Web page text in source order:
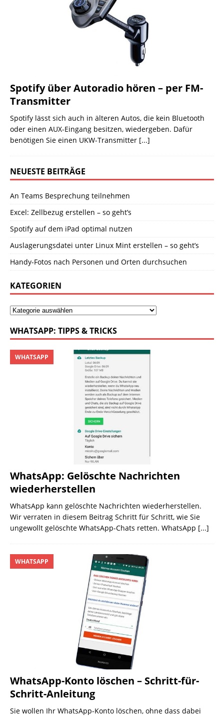
Spotify über Autoradio hören – per FM-
Transmitter
Spotify lässt sich auch in älteren Autos, die kein Bluetooth
oder einen AUX-Eingang besitzen, wiedergeben. Dafür
benötigen Sie einen UKW-Transmitter [...]
NEUESTE BEITRÄGE
An Teams Besprechung teilnehmen
Excel: Zellbezug erstellen – so geht’s
Spotify auf dem iPad optimal nutzen
Auslagerungsdatei unter Linux Mint erstellen – so geht’s
Handy-Fotos nach Personen und Orten durchsuchen
KATEGORIEN
WHATSAPP: TIPPS & TRICKS
WhatsApp: Gelöschte Nachrichten
wiederherstellen
WHATSAPP
WhatsApp kann gelöschte Nachrichten wiederherstellen.
Wir verraten in diesem Beitrag Schritt für Schritt, wie Sie
ungewollt gelöschte WhatsApp-Chats retten. WhatsApp [...]
WhatsApp-Konto löschen – Schritt-für-
Schritt-Anleitung
WHATSAPP
Sie wollen Ihr WhatsApp-Konto löschen, ohne dass dabei